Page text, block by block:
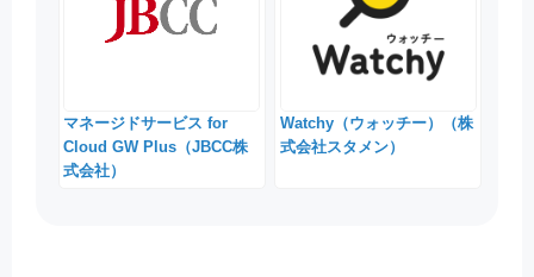
マネージドサービス for
Cloud GW Plus（JBCC株
式会社）
Watchy（ウォッチー）（株
式会社スタメン）